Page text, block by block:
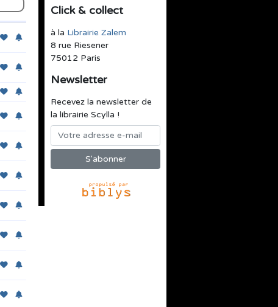
Click & collect
à la Librairie Zalem
8 rue Riesener
75012 Paris
Newsletter
Recevez la newsletter de
la librairie Scylla !